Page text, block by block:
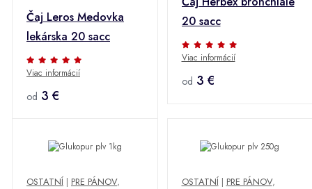
Čaj Leros Medovka
lekárska 20 sacc
Viac informácií
od 3 €
20 sacc
Viac informácií
od 3 €
OSTATNÍ | PRE PÁNOV,
OSTATNÍ| PRE PÁNOV,